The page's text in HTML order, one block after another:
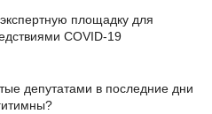
площадку для
COVID-19
депутатами в последние дни